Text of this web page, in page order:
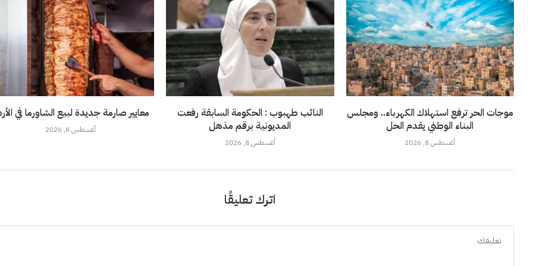
معايير صارمة جديدة لبيع الشاورما في
أغسطس 8, 2026
النائب طهبوب : الحكومة السابقة رفعت
المديونية برقم مذهل
أغسطس 8, 2026
موجات الحر ترفع استهلاك الكهرباء.. ومجلس
البناء الوطني يقدم الحل
أغسطس 8, 2026
اترك تعليقًا